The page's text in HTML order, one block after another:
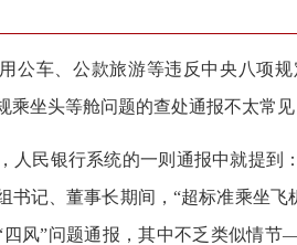
公车、公款旅游等违反中央八项
乘坐头等舱问题的查处通报不太常见
人民银行系统的一则通报中就提到
书记、董事长期间，“超标准乘坐飞
四风”问题通报，其中不乏类似情